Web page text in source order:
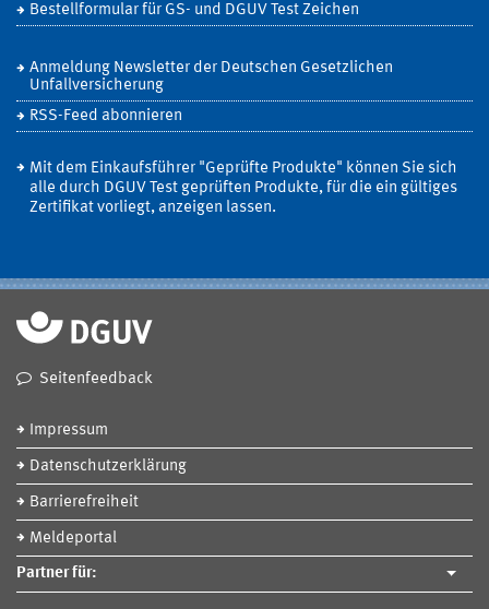
Bestellformular für GS- und DGUV Test Zeichen
Anmeldung Newsletter der Deutschen Gesetzlichen
Unfallversicherung
RSS-Feed abonnieren
Mit dem Einkaufsführer "Geprüfte Produkte" können Sie sich
alle durch DGUV Test geprüften Produkte, für die ein gültiges
Zertifikat vorliegt, anzeigen lassen.
Seitenfeedback
Impressum
Datenschutzerklärung
Barrierefreiheit
Meldeportal
Partner für: